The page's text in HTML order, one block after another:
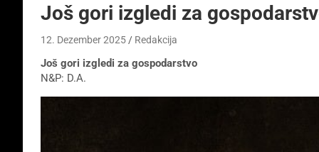
Još gori izgledi za
12. Dezember 2025 Redakcija
Još gori izgledi za gospodarstvo
N&P: D.A.